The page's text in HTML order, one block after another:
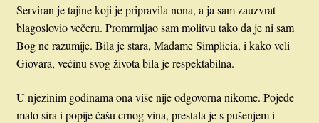
Serviran je tajine koji je pripravila nona, a ja sam zauzvrat
blagoslovio večeru. Promrmljao sam molitvu tako da je ni sam
Bog ne razumije. Bila je stara, Madame Simplicia, i kako veli
Giovara, većinu svog života bila je respektabilna.
U njezinim godinama ona više nije odgovorna nikome. Pojede
malo sira i popije čašu crnog vina, prestala je s pušenjem i